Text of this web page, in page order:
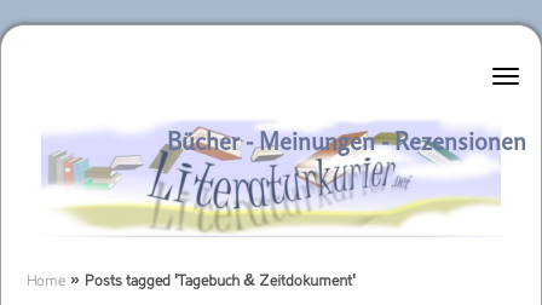
Literaturkurier.net
Bücher - Meinungen - Rezensionen
Home » Posts tagged 'Tagebuch & Zeitdokument'